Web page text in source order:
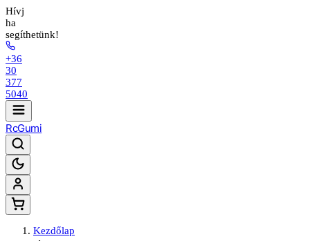
Hívj
ha
segíthetünk!
+36
30
377
5040
RcGumi
Kezdőlap